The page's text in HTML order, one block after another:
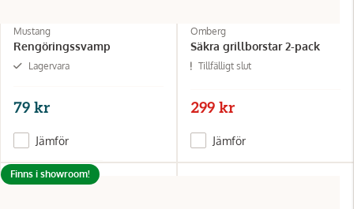
Mustang
Rengöringssvamp
Lagervara
79 kr
Jämför
Omberg
Säkra grillborstar 2-pack
Tillfälligt slut
299 kr
Jämför
Finns i showroom!